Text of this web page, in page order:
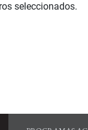
seleccionados.